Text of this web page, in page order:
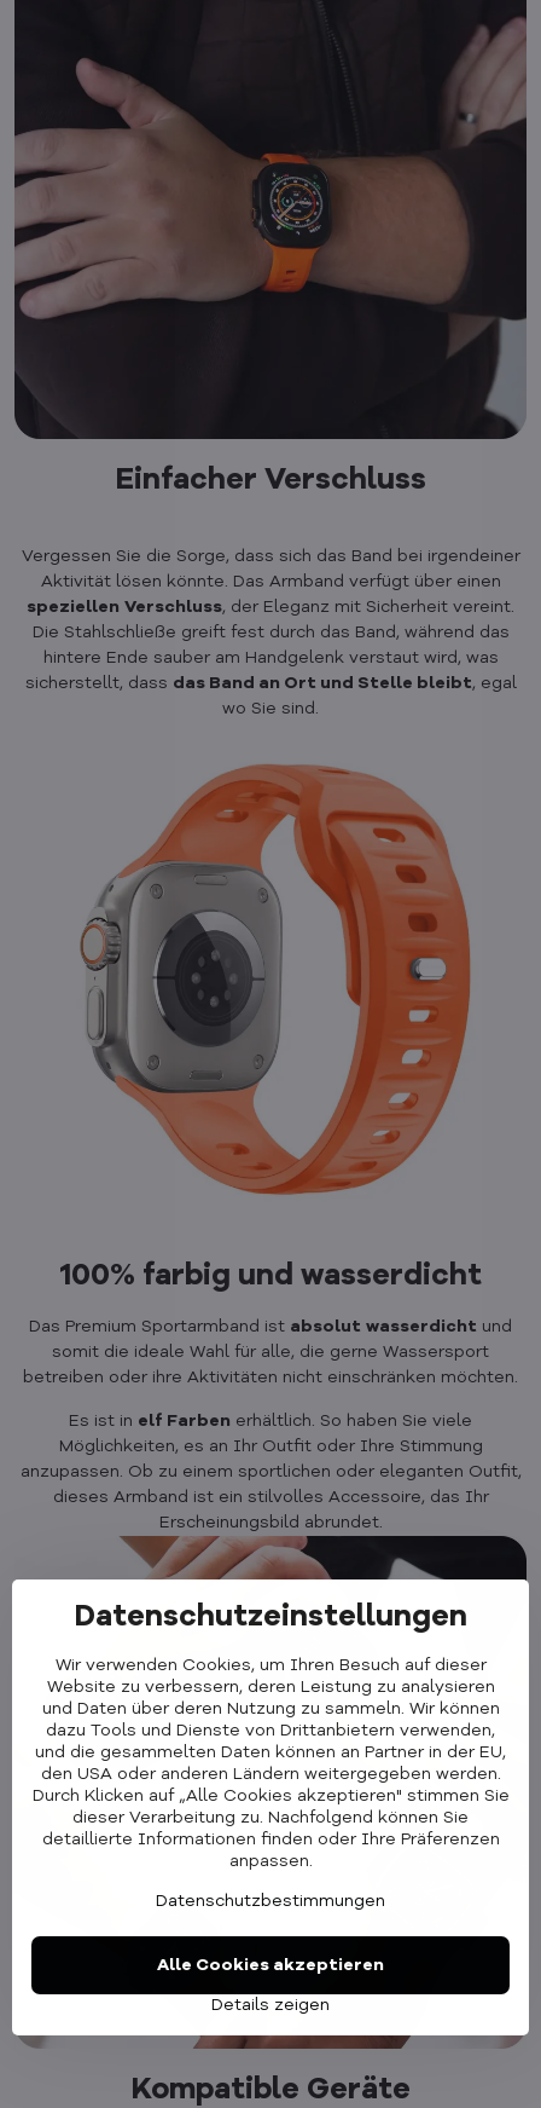
Einfacher Verschluss
Vergessen Sie die Sorge, dass sich das Band bei irgendeiner
Aktivität lösen könnte. Das Armband verfügt über einen
speziellen Verschluss, der Eleganz mit Sicherheit vereint.
Die Stahlschließe greift fest durch das Band, während das
hintere Ende sauber am Handgelenk verstaut wird, was
sicherstellt, dass das Band an Ort und Stelle bleibt, egal
wo Sie sind.
100% farbig und wasserdicht
Das Premium Sportarmband ist absolut wasserdicht und
somit die ideale Wahl für alle, die gerne Wassersport
betreiben oder ihre Aktivitäten nicht einschränken möchten.
Es ist in elf Farben erhältlich. So haben Sie viele
Möglichkeiten, es an Ihr Outfit oder Ihre Stimmung
anzupassen. Ob zu einem sportlichen oder eleganten Outfit,
dieses Armband ist ein stilvolles Accessoire, das Ihr
Erscheinungsbild abrundet.
Kompatible Geräte
Datenschutzeinstellungen
Wir verwenden Cookies, um Ihren Besuch auf dieser
Website zu verbessern, deren Leistung zu analysieren
und Daten über deren Nutzung zu sammeln. Wir können
dazu Tools und Dienste von Drittanbietern verwenden,
und die gesammelten Daten können an Partner in der EU,
den USA oder anderen Ländern weitergegeben werden.
Durch Klicken auf „Alle Cookies akzeptieren" stimmen Sie
dieser Verarbeitung zu. Nachfolgend können Sie
detaillierte Informationen finden oder Ihre Präferenzen
anpassen.
Datenschutzbestimmungen
Details zeigen
Alle Cookies akzeptieren